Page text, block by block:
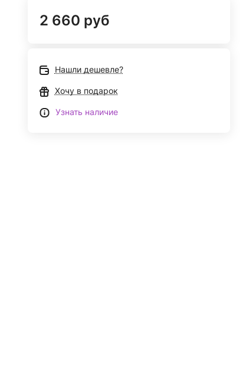
2 660 руб
Нашли дешевле?
Хочу в подарок
Узнать наличие